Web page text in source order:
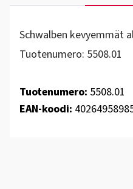
Schwalben kevyemmät
Tuotenumero: 5508.01
Tuotenumero: 5508.01
EAN-koodi: